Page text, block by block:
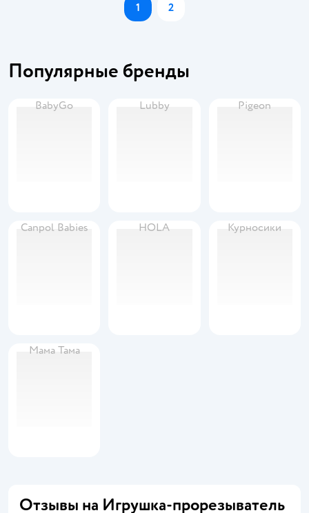
1 2
Популярные бренды
BabyGo Lubby Pigeon
Canpol Babies HOLA Курносики
Мама Тама
Отзывы на Игрушка-прорезыватель